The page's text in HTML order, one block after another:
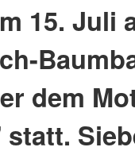
15. Juli
dem